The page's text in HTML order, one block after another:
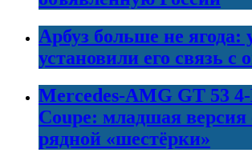
Арбуз больше не ягода:
установили его связь с
Mercedes-AMG GT 53
Coupe: младшая версия
рядной «шестёрки»